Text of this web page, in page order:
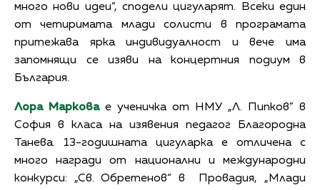
много нови идеи“, сподели цигуларят. Всеки един
от четиримата млади солисти в програмата
притежава ярка индивидуалност и вече има
запомнящи се изяви на концертния подиум в
България.
Лора Марковае ученичка от НМУ „Л. Пипков” в
София в класа на изявения педагог Благородна
Танева. 13-годишната цигуларка е отличена с
много награди от национални и международни
конкурси: „Св. Обретенов“ в Провадия, „Млади